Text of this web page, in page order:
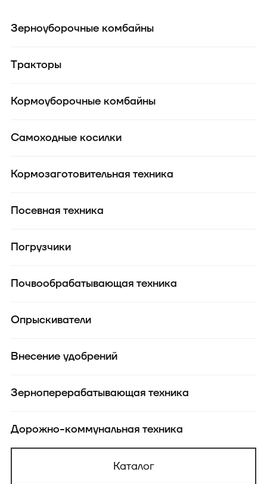
Зерноуборочные комбайны
Тракторы
Кормоуборочные комбайны
Самоходные косилки
Кормозаготовительная техника
Посевная техника
Погрузчики
Почвообрабатывающая техника
Опрыскиватели
Внесение удобрений
Зерноперерабатывающая техника
Дорожно-коммунальная техника
Каталог